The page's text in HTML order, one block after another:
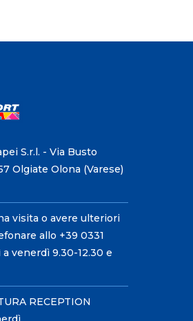
S.r.l. - Via Busto
Olgiate Olona (Varese)
visita o avere ulteriori
allo +39 0331
venerdì 9.30-12.30 e
RECEPTION